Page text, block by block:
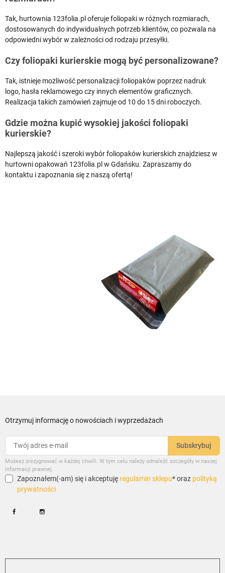
Tak, hurtownia 123folia.pl oferuje foliopaki w różnych rozmiarach,
dostosowanych do indywidualnych potrzeb klientów, co pozwala na
odpowiedni wybór w zależności od rodzaju przesyłki.
Czy foliopaki kurierskie mogą być personalizowane?
Tak, istnieje możliwość personalizacji foliopaków poprzez nadruk
logo, hasła reklamowego czy innych elementów graficznych.
Realizacja takich zamówień zajmuje od 10 do 15 dni roboczych.
Gdzie można kupić wysokiej jakości foliopaki
kurierskie?
Najlepszą jakość i szeroki wybór foliopaków kurierskich znajdziesz w
hurtowni opakowań 123folia.pl w Gdańsku. Zapraszamy do
kontaktu i zapoznania się z naszą ofertą!
Otrzymuj informację o nowościach i wyprzedażach
Możesz zrezygnować w każdej chwili. W tym celu należy odnaleźć szczegóły w naszej
informacji prawnej.
Zapoznałem(-am) się i akceptuję regulamin sklepu* oraz polityką
prywatności